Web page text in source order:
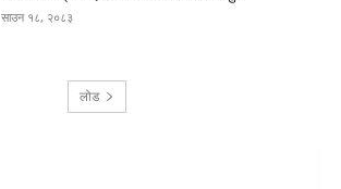
साउन १८, २०८३
लोड